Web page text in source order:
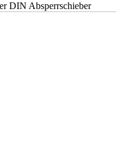
DIN Absperrschieber